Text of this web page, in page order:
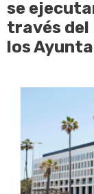
se
través del
los